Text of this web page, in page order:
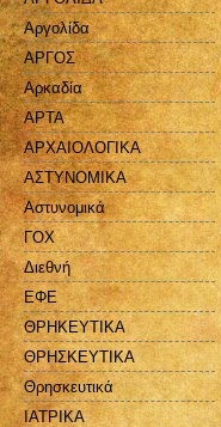
Αργολίδα
ΑΡΓΟΣ
Αρκαδία
ΑΡΤΑ
ΑΡΧΑΙΟΛΟΓΙΚΑ
ΑΣΤΥΝΟΜΙΚΑ
Αστυνομικά
ΓΟΧ
Διεθνή
ΕΦΕ
ΘΡΗΚΕΥΤΙΚΑ
ΘΡΗΣΚΕΥΤΙΚΑ
Θρησκευτικά
ΙΑΤΡΙΚΑ